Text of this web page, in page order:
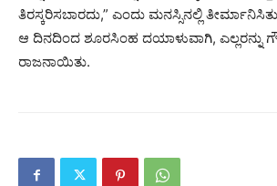
ತಿರಸ್ಕರಿಸಬಾರದು,” ಎಂದು ಮನಸ್ಸಿನಲ್ಲಿ
ಆ ದಿನದಿಂದ ಶೂರಸಿಂಹ ದಯಾಳುವಾಗಿ, ಎಲ್ಲರನ್ನು
ರಾಜನಾಯಿತು.